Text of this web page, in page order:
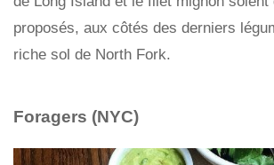
proposés, aux côtés des derniers
riche sol de North Fork.
Foragers (NYC)